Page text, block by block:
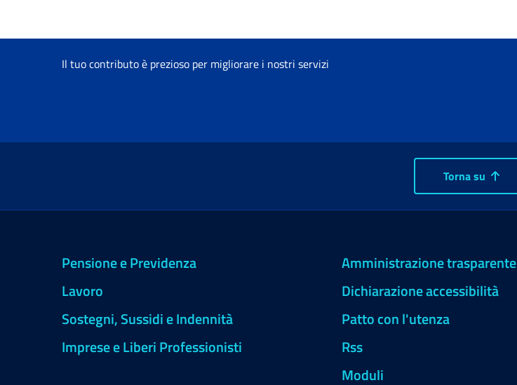
Il tuo contributo è prezioso per migliorare i nostri servizi
Torna su
Pensione e Previdenza
Lavoro
Sostegni, Sussidi e Indennità
Imprese e Liberi Professionisti
Amministrazione trasparente
Dichiarazione accessibilità
Patto con l'utenza
Rss
Moduli